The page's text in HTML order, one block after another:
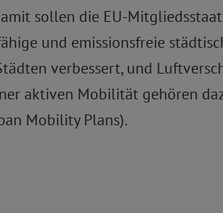
sollen die EU-
und emissionsfreie
verbessert, und
aktiven Mobilität gehören
Mobility Plans).